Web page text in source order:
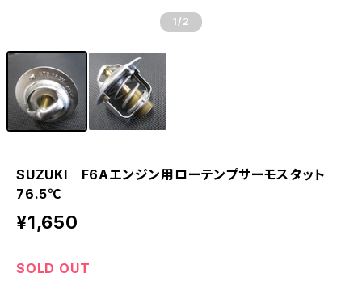
1 /2
SUZUKI F6Aエンジン用ローテンプサーモスタット
76.5℃
¥1,650
SOLD OUT